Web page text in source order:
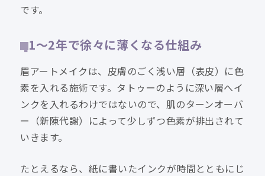
です。
1〜2年で徐々に薄くなる仕組み
眉アートメイクは、皮膚のごく浅い層（表皮）に色
素を入れる施術です。タトゥーのように深い層へイ
ンクを入れるわけではないので、肌のターンオーバ
ー（新陳代謝）によって少しずつ色素が排出されて
いきます。
たとえるなら、紙に書いたインクが時間とともにじ